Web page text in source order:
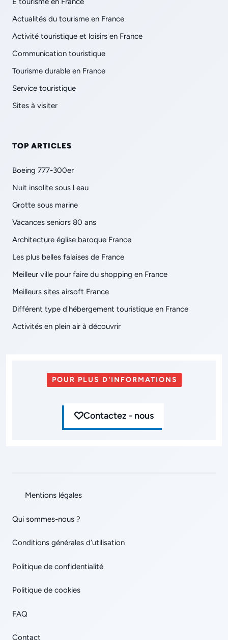
Actualités du tourisme en France
Activité touristique et loisirs en France
Communication touristique
Tourisme durable en France
Service touristique
Sites à visiter
TOP ARTICLES
Boeing 777-300er
Nuit insolite sous l eau
Grotte sous marine
Vacances seniors 80 ans
Architecture église baroque France
Les plus belles falaises de France
Meilleur ville pour faire du shopping en France
Meilleurs sites airsoft France
Différent type d'hébergement touristique en France
Activités en plein air à découvrir
POUR PLUS D'INFORMATIONS
Contactez - nous
Mentions légales
Qui sommes-nous ?
Conditions générales d’utilisation
Politique de confidentialité
Politique de cookies
FAQ
Contact